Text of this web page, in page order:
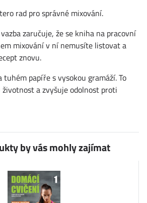
rad pro správné mixování.
zaručuje, že se kniha na pracovní
mixování v ní nemusíte listovat a
znovu.
papíře s vysokou gramáží. To
a zvyšuje odolnost proti
by vás mohly zajímat